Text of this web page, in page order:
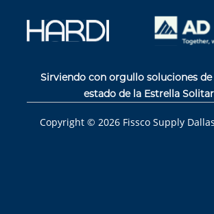
Sirviendo con orgullo soluciones de
estado de la Estrella
Copyright © 2026 Fissco Supply